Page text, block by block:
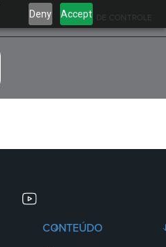
Deny Accept
PAINEL DE CONTROLE
CONTEÚDO